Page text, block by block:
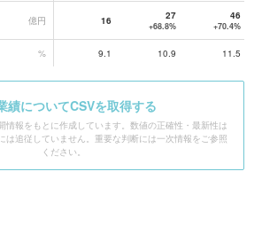
億円 16 27
+68.8%
46
+70.4%
% 9.1 10.9 11.5
績についてCSVを取得する
情報をもとに作成しています。数値の正確性・最新性は
は追従していません。重要な判断には一次情報をご参照
ください。